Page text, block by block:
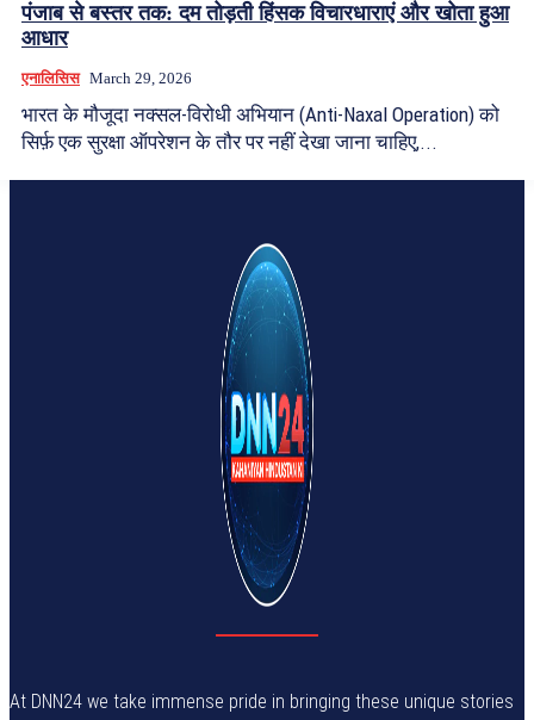
पंजाब से बस्तर तक: दम तोड़ती हिंसक विचारधाराएं और खोता हुआ
आधार
एनालिसिस March 29, 2026
भारत के मौजूदा नक्सल-विरोधी अभियान (Anti-Naxal Operation) को
सिर्फ़ एक सुरक्षा ऑपरेशन के तौर पर नहीं देखा जाना चाहिए,...
At DNN24 we take immense pride in bringing these unique stories